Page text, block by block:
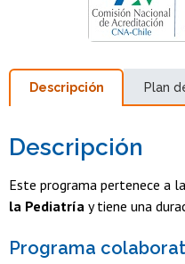
Descripción Plan
Descripción
Este programa pertenece a
la Pediatría y tiene una
Programa